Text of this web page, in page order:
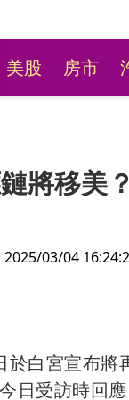
美股 房市
將移
03/04
白宮宣布
日受訪時回